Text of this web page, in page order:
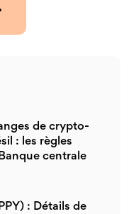
de crypto-
: les règles
centrale
: Détails de